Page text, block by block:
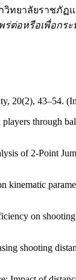
ทยาลัยราชภัฏแ
ต่อหรือเพื่อก
20(2), 43–54.
through
of 2-Point
on
shooting